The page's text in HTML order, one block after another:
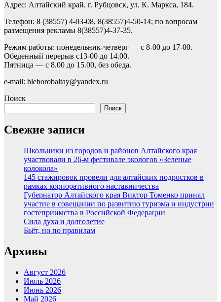
Адрес: Алтайский край, г. Рубцовск, ул. К. Маркса, 184.
Телефон: 8 (38557) 4-03-08, 8(38557)4-50-14; по вопросам
размещения рекламы 8(38557)4-37-35.
Режим работы: понедельник-четверг — с 8-00 до 17-00.
Обеденный перерыв с13-00 до 14.00.
Пятница — с 8.00 до 15.00, без обеда.
e-mail: hleborobaltay@yandex.ru
Поиск
Поиск
Свежие записи
Школьники из городов и районов Алтайского края
участвовали в 26-м фестивале экологов «Зеленые
колокола»
145 стажировок провели для алтайских подростков в
рамках корпоративного наставничества
Губернатор Алтайского края Виктор Томенко принял
участие в совещании по развитию туризма и индустрии
гостеприимства в Российской Федерации
Сила духа и долголетие
Бьёт, но по правилам
Архивы
Август 2026
Июль 2026
Июнь 2026
Май 2026